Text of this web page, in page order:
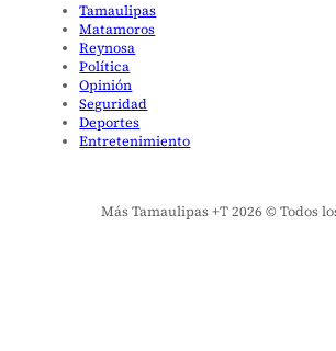
Tamaulipas
Matamoros
Reynosa
Política
Opinión
Seguridad
Deportes
Entretenimiento
Más Tamaulipas +T 2026 © Todos